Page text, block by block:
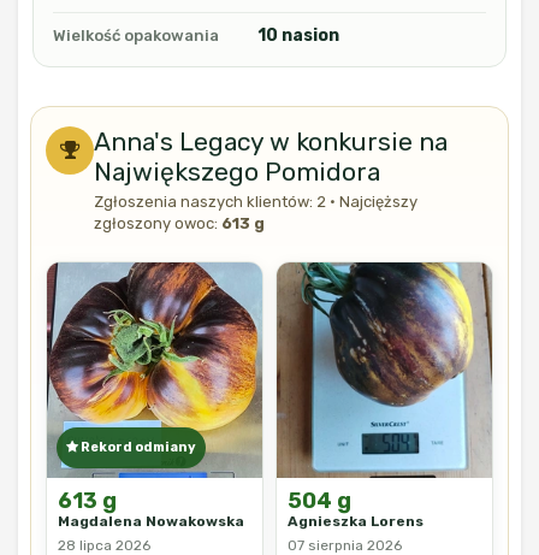
Wielkość opakowania 10 nasion
Anna's Legacy w konkursie na
Największego Pomidora
Zgłoszenia naszych klientów: 2 · Najcięższy
zgłoszony owoc: 613 g
Rekord odmiany
613 g
Magdalena Nowakowska
28 lipca 2026
504 g
Agnieszka Lorens
07 sierpnia 2026